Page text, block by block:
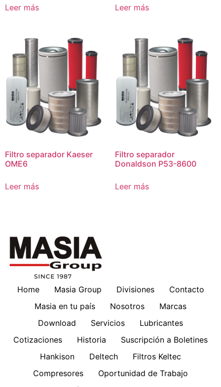
Leer más Leer más
Filtro separador Kaeser
OME6
Leer más
Filtro separador
Donaldson P53-8600
Leer más
Home Masia Group Divisiones
Contacto
Masia en tu país
Nosotros
Marcas
Download
Servicios
Lubricantes
Cotizaciones
Historia
Suscripción a Boletines
Hankison
Deltech
Filtros Keltec
Compresores
Oportunidad de Trabajo